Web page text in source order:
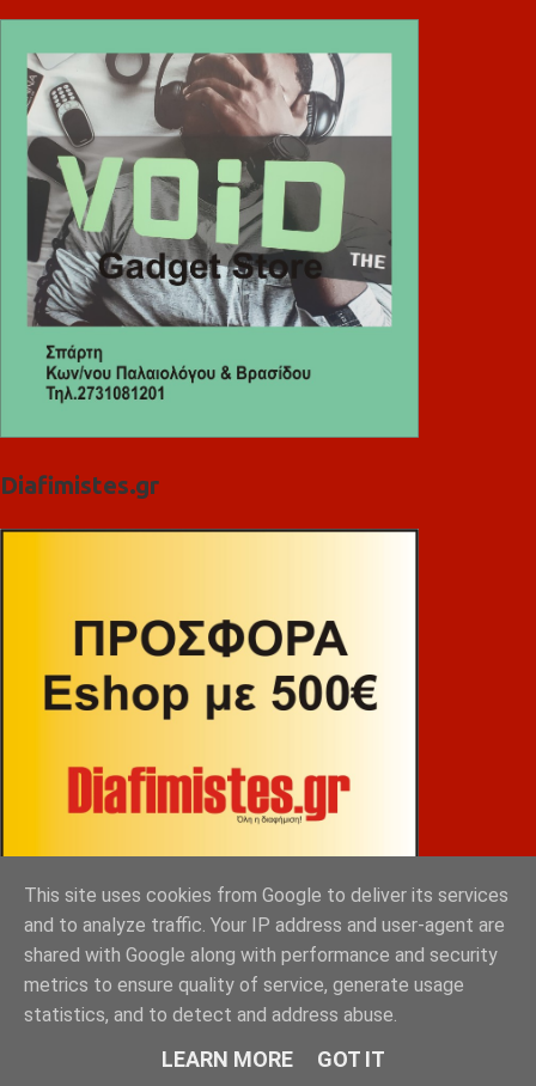
Diafimistes.gr
ΒΕΚΡΑΚΟΣ
This site uses cookies from Google to deliver its services
and to analyze traffic. Your IP address and user-agent are
shared with Google along with performance and security
metrics to ensure quality of service, generate usage
statistics, and to detect and address abuse.
LEARN MORE GOT IT